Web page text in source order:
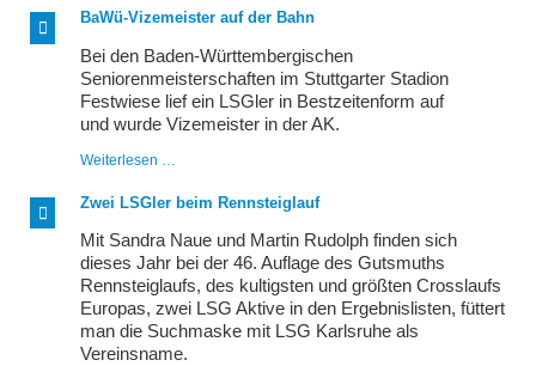
nur
noch
BaWü-Vizemeister auf der Bahn
Bei den Baden-Württembergischen
Seniorenmeisterschaften im Stuttgarter Stadion
Festwiese lief ein LSGler in Bestzeitenform auf
und wurde Vizemeister in der AK.
Weiterlesen …
auf
der
Bahn
Zwei LSGler beim Rennsteiglauf
Mit Sandra Naue und Martin Rudolph finden sich
dieses Jahr bei der 46. Auflage des Gutsmuths
Rennsteiglaufs, des kultigsten und größten Crosslaufs
Europas, zwei LSG Aktive in den Ergebnislisten, füttert
man die Suchmaske mit LSG Karlsruhe als
Vereinsname.